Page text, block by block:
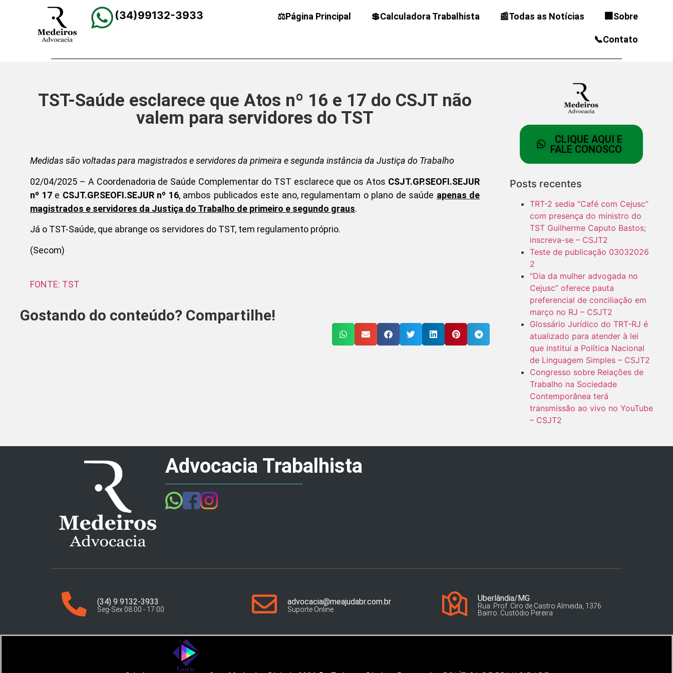
(34)99132-3933 ⚖️Página Principal 💲Calculadora Trabalhista 📰Todas as Notícias 🏢Sobre
📞Contato
TST-Saúde esclarece que Atos nº 16 e 17 do CSJT não
valem para servidores do TST
Medidas são voltadas para magistrados e servidores da primeira e segunda instância da Justiça do Trabalho
02/04/2025 – A Coordenadoria de Saúde Complementar do TST esclarece que os Atos CSJT.GP.SEOFI.SEJUR
nº 17e CSJT.GP.SEOFI.SEJUR nº 16, ambos publicados este ano, regulamentam o plano de saúde apenas de
magistrados e servidores da Justiça do Trabalho de primeiro e segundo graus.
Já o TST-Saúde, que abrange os servidores do TST, tem regulamento próprio.
(Secom)
FONTE: TST
Gostando do conteúdo? Compartilhe!
CLIQUE AQUI E
FALE CONOSCO
Posts recentes
TRT-2 sedia “Café com Cejusc”
com presença do ministro do
TST Guilherme Caputo Bastos;
inscreva-se – CSJT2
Teste de publicação 03032026
2
“Dia da mulher advogada no
Cejusc” oferece pauta
preferencial de conciliação em
março no RJ – CSJT2
Glossário Jurídico do TRT-RJ é
atualizado para atender à lei
que institui a Política Nacional
de Linguagem Simples – CSJT2
Congresso sobre Relações de
Trabalho na Sociedade
Contemporânea terá
transmissão ao vivo no YouTube
– CSJT2
Advocacia Trabalhista
(34) 9 9132-3933
Seg-Sex 08:00 - 17:00
advocacia@meajudabr.com.br
Suporte Online
Uberlândia/MG
Rua: Prof. Ciro de Castro Almeida, 1376
Bairro: Custódio Pereira